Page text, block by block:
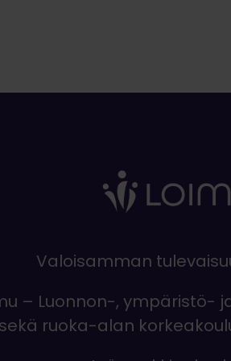
Valoisamman
– Luonnon-, ympäristö-
ruoka-alan